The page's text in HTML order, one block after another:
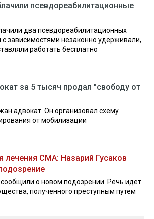
псевдореабилитационные
два псевдореабилитационных
зависимостями незаконно удерживали,
работать бесплатно
за 5 тысяч продал "свободу от
адвокат. Он организовал схему
от мобилизации
лечения СМА: Назарий Гусаков
сообщили о новом подозрении. Речь идет
полученного преступным путем